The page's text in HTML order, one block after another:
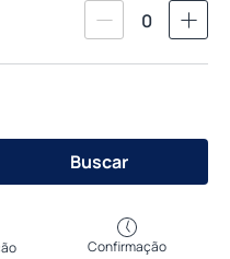
0
Buscar
Confirmação